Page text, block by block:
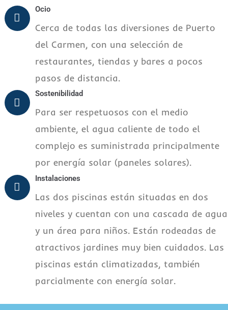
Ocio
Cerca de todas las diversiones de Puerto
del Carmen, con una selección de
restaurantes, tiendas y bares a pocos
pasos de distancia.
Sostenibilidad
Para ser respetuosos con el medio
ambiente, el agua caliente de todo el
complejo es suministrada principalmente
por energía solar (paneles solares).
Instalaciones
Las dos piscinas están situadas en dos
niveles y cuentan con una cascada de agua
y un área para niños. Están rodeadas de
atractivos jardines muy bien cuidados. Las
piscinas están climatizadas, también
parcialmente con energía solar.